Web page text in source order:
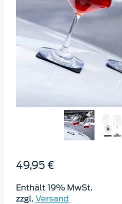
49,95 €
Enthält 19% MwSt.
zzgl. Versand